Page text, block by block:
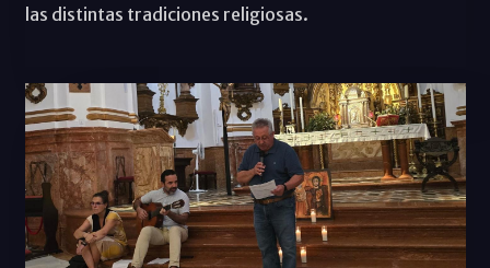
las distintas tradiciones religiosas.